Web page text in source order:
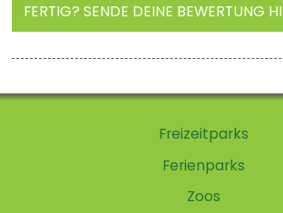
FERTIG? SENDE DEINE BEWERTUNG
Freizeitparks
Ferienparks
Zoos